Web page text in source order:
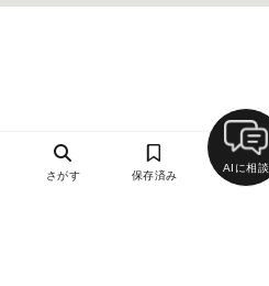
さがす 保存済み
AIに相談